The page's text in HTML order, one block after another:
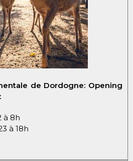
de Dordogne: Opening
à 8h
à 18h